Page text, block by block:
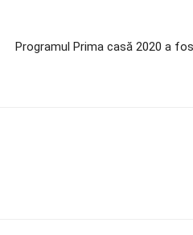
Programul Prima casă 2020 a